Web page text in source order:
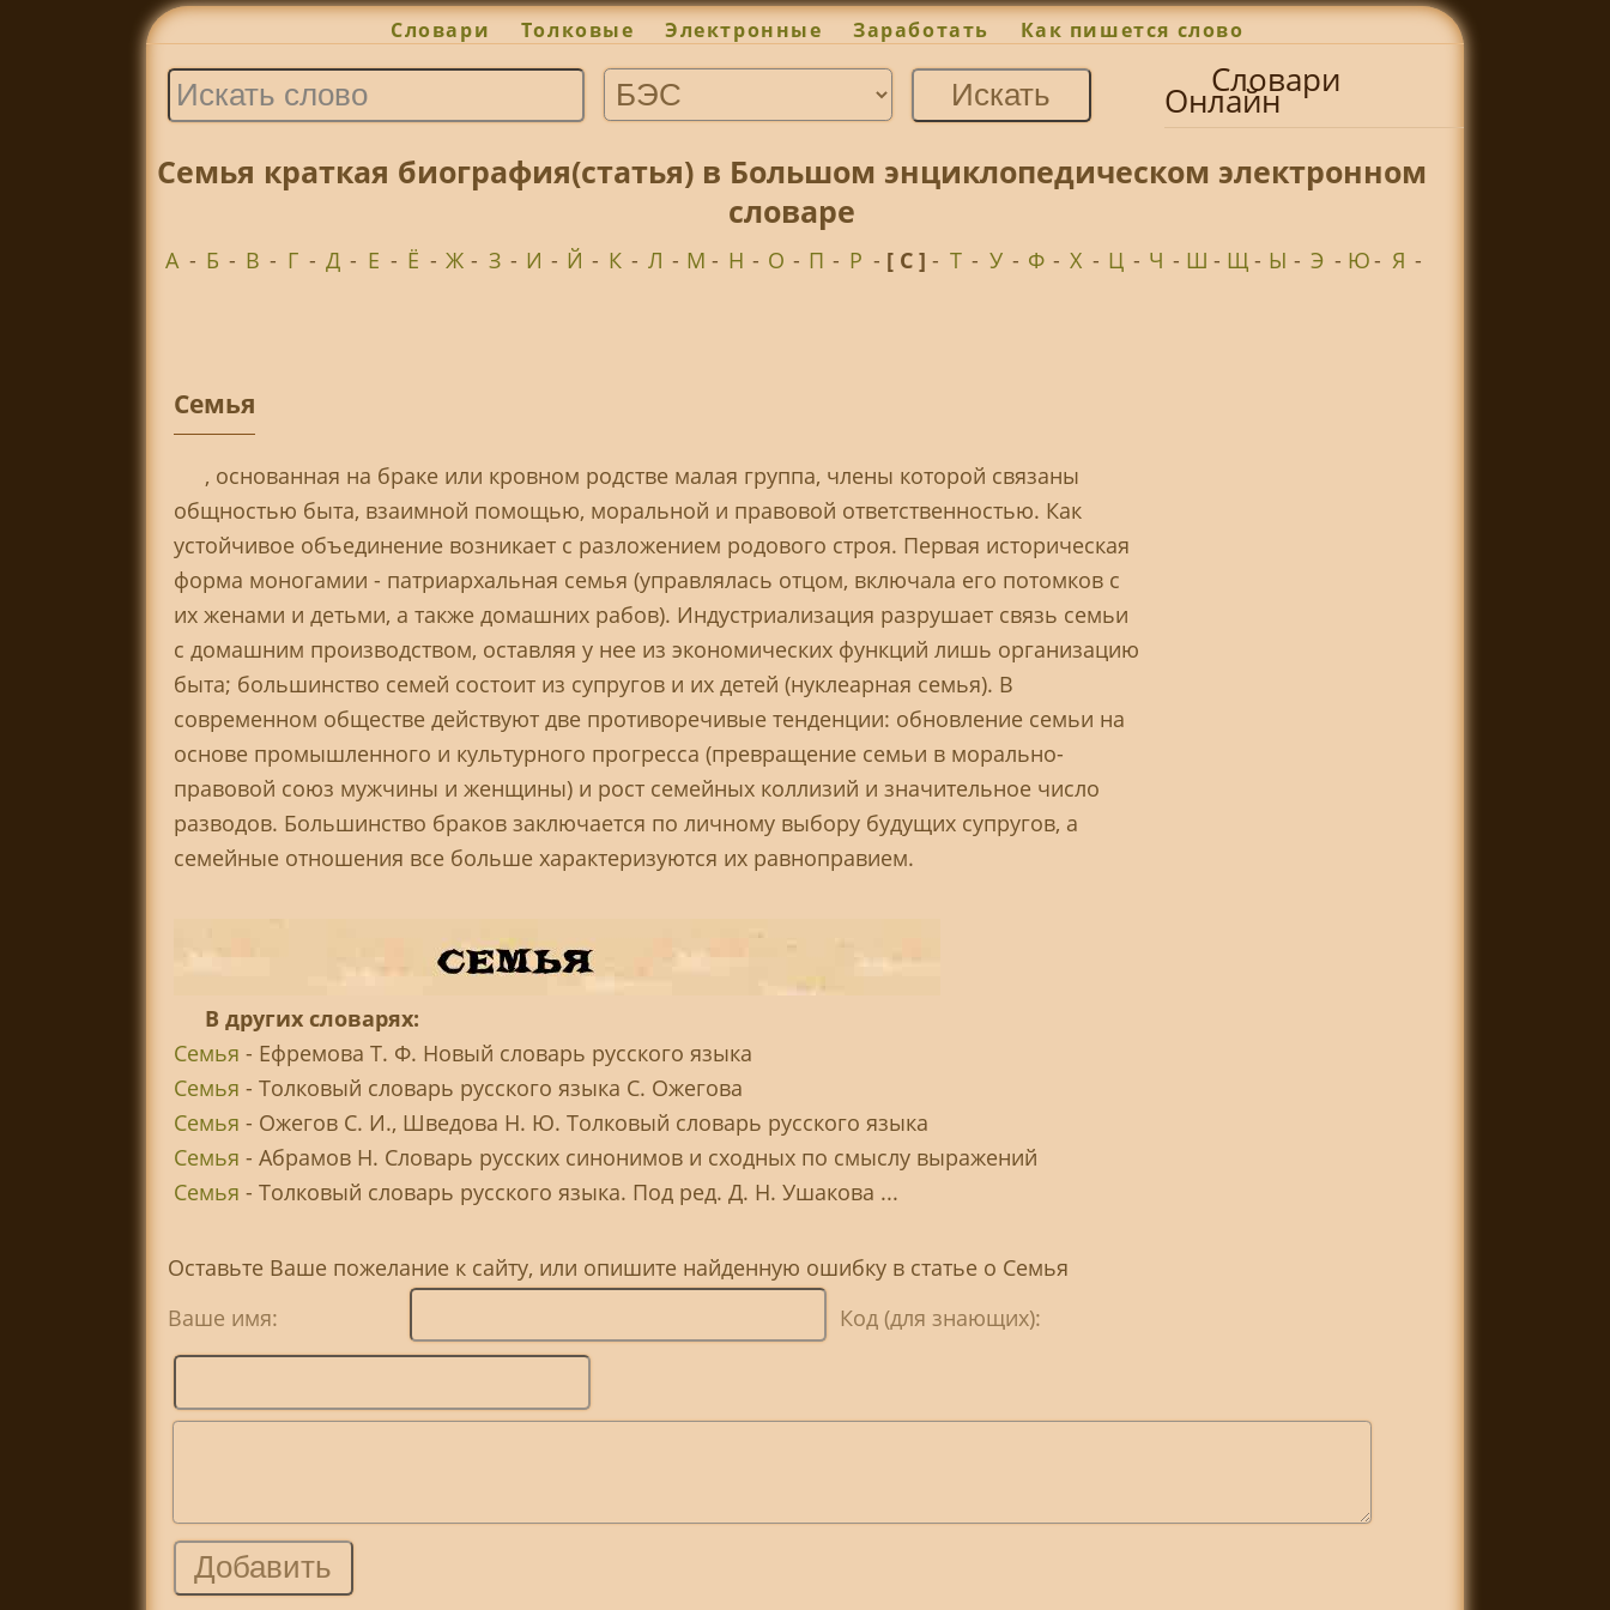
Словари Толковые Электронные Заработать Как пишется слово
Словари
Онлайн
Семья краткая биография(статья) в Большом энциклопедическом электронном
словаре
А - Б - В - Г - Д - Е - Ё - Ж - З - И - Й - К - Л - М - Н - О - П - Р - [ С ] - Т - У - Ф - Х - Ц - Ч - Ш - Щ- Ы - Э - Ю- Я -
Семья
, основанная на браке или кровном родстве малая группа, члены которой связаны
общностью быта, взаимной помощью, моральной и правовой ответственностью. Как
устойчивое объединение возникает с разложением родового строя. Первая историческая
форма моногамии - патриархальная семья (управлялась отцом, включала его потомков с
их женами и детьми, а также домашних рабов). Индустриализация разрушает связь семьи
с домашним производством, оставляя у нее из экономических функций лишь организацию
быта; большинство семей состоит из супругов и их детей (нуклеарная семья). В
современном обществе действуют две противоречивые тенденции: обновление семьи на
основе промышленного и культурного прогресса (превращение семьи в морально-
правовой союз мужчины и женщины) и рост семейных коллизий и значительное число
разводов. Большинство браков заключается по личному выбору будущих супругов, а
семейные отношения все больше характеризуются их равноправием.
В других словарях:
Семья - Ефремова Т. Ф. Новый словарь русского языка
Семья - Толковый словарь русского языка С. Ожегова
Семья - Ожегов С. И., Шведова Н. Ю. Толковый словарь русского языка
Семья - Абрамов Н. Словарь русских синонимов и сходных по смыслу выражений
Семья - Толковый словарь русского языка. Под ред. Д. Н. Ушакова ...
Оставьте Ваше пожелание к сайту, или опишите найденную ошибку в статье о Семья
Ваше имя:
Код (для знающих):